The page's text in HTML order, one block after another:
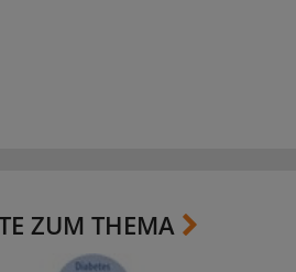
ZUM THEMA